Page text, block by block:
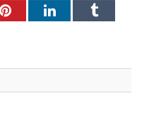
PinterestLinkedInTumblr